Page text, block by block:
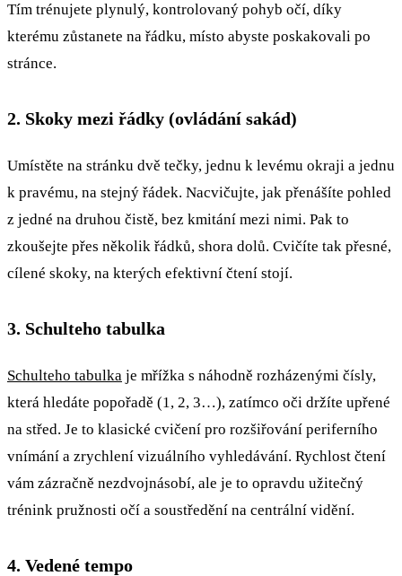
Tím trénujete plynulý, kontrolovaný pohyb očí, díky
kterému zůstanete na řádku, místo abyste poskakovali po
stránce.
2. Skoky mezi řádky (ovládání sakád)
Umístěte na stránku dvě tečky, jednu k levému okraji a jednu
k pravému, na stejný řádek. Nacvičujte, jak přenášíte pohled
z jedné na druhou čistě, bez kmitání mezi nimi. Pak to
zkoušejte přes několik řádků, shora dolů. Cvičíte tak přesné,
cílené skoky, na kterých efektivní čtení stojí.
3. Schulteho tabulka
Schulteho tabulka je mřížka s náhodně rozházenými čísly,
která hledáte popořadě (1, 2, 3…), zatímco oči držíte upřené
na střed. Je to klasické cvičení pro rozšiřování periferního
vnímání a zrychlení vizuálního vyhledávání. Rychlost čtení
vám zázračně nezdvojnásobí, ale je to opravdu užitečný
trénink pružnosti očí a soustředění na centrální vidění.
4. Vedené tempo